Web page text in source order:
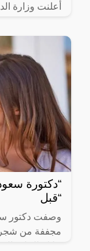
أعلنت وزارة
“دكتورة
“قبل
وصفت دكتور